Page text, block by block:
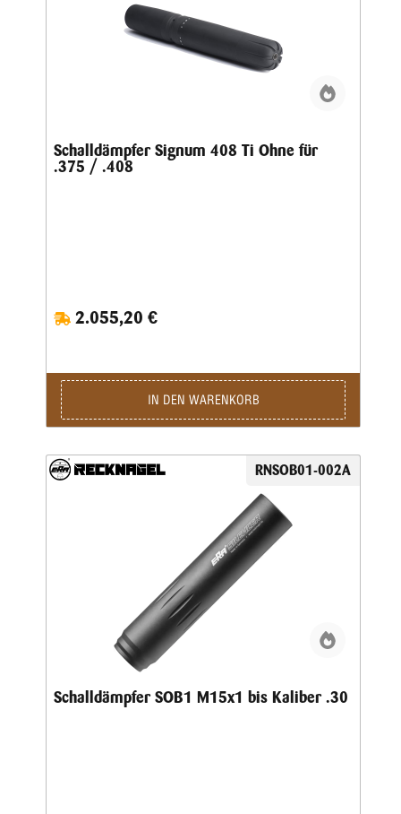
Schalldämpfer Signum 408 Ti Ohne für
.375 / .408
2.055,20 €
IN DEN WARENKORB
RNSOB01-002A
Schalldämpfer SOB1 M15x1 bis Kaliber .30